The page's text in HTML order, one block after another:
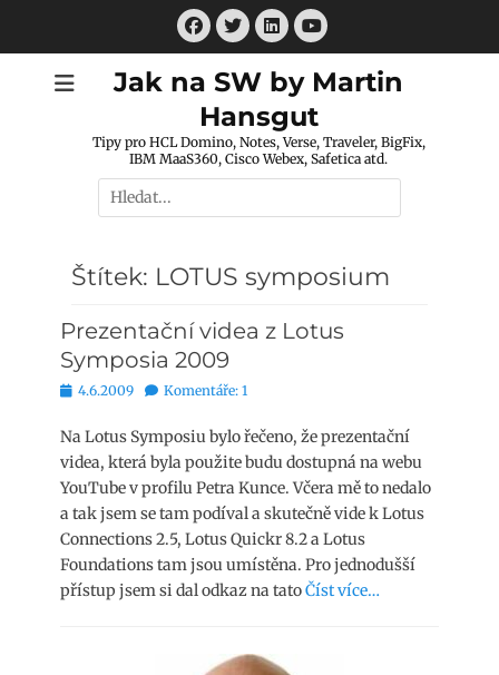
Facebook
Twitter
LinkedIn
Youtube
Jak na SW by Martin
Hansgut
Tipy pro HCL Domino, Notes, Verse, Traveler, BigFix,
IBM MaaS360, Cisco Webex, Safetica atd.
Hledat:
Štítek: LOTUS symposium
Prezentační videa z Lotus
Symposia 2009
Publikováno
4.6.2009 Komentáře: 1
Na Lotus Symposiu bylo řečeno, že prezentační
videa, která byla použite budu dostupná na webu
YouTube v profilu Petra Kunce. Včera mě to nedalo
a tak jsem se tam podíval a skutečně vide k Lotus
Connections 2.5, Lotus Quickr 8.2 a Lotus
Foundations tam jsou umístěna. Pro jednodušší
přístup jsem si dal odkaz na tatoČíst více…